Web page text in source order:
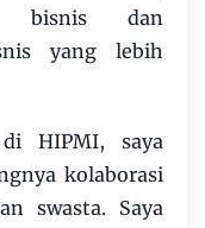
bisnis dan
yang lebih
HIPMI, saya
kolaborasi
swasta. Saya